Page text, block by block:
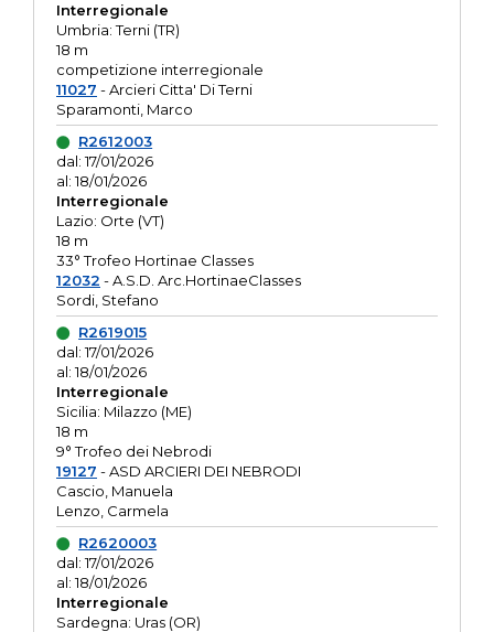
Interregionale
Umbria: Terni (TR)
18 m
competizione interregionale
11027 - Arcieri Citta' Di Terni
Sparamonti, Marco
R2612003
dal: 17/01/2026
al: 18/01/2026
Interregionale
Lazio: Orte (VT)
18 m
33° Trofeo Hortinae Classes
12032 - A.S.D. Arc.HortinaeClasses
Sordi, Stefano
R2619015
dal: 17/01/2026
al: 18/01/2026
Interregionale
Sicilia: Milazzo (ME)
18 m
9° Trofeo dei Nebrodi
19127 - ASD ARCIERI DEI NEBRODI
Cascio, Manuela
Lenzo, Carmela
R2620003
dal: 17/01/2026
al: 18/01/2026
Interregionale
Sardegna: Uras (OR)